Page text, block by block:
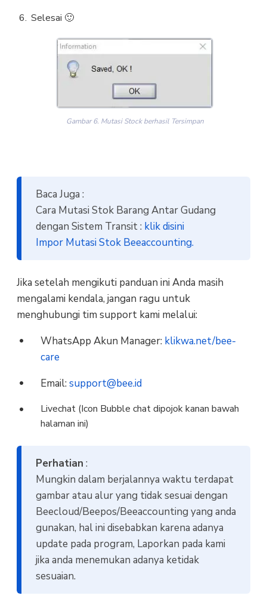
Selesai 🙂
Gambar 6. Mutasi Stock berhasil Tersimpan
Baca Juga :
Cara Mutasi Stok Barang Antar Gudang
dengan Sistem Transit : klik disini
Impor Mutasi Stok Beeaccounting.
Jika setelah mengikuti panduan ini Anda masih
mengalami kendala, jangan ragu untuk
menghubungi tim support kami melalui:
WhatsApp Akun Manager: klikwa.net/bee-
care
Email: support@bee.id
Livechat (Icon Bubble chat dipojok kanan bawah
halaman ini)
Perhatian :
Mungkin dalam berjalannya waktu terdapat
gambar atau alur yang tidak sesuai dengan
Beecloud/Beepos/Beeaccounting yang anda
gunakan, hal ini disebabkan karena adanya
update pada program, Laporkan pada kami
jika anda menemukan adanya ketidak
sesuaian.